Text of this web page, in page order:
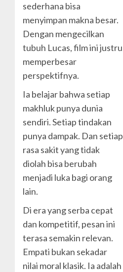
sederhana bisa
menyimpan makna besar.
Dengan mengecilkan
tubuh Lucas, film ini justru
memperbesar
perspektifnya.
Ia belajar bahwa setiap
makhluk punya dunia
sendiri. Setiap tindakan
punya dampak. Dan setiap
rasa sakit yang tidak
diolah bisa berubah
menjadi luka bagi orang
lain.
Di era yang serba cepat
dan kompetitif, pesan ini
terasa semakin relevan.
Empati bukan sekadar
nilai moral klasik. Ia adalah